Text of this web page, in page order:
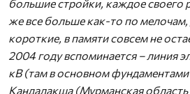
большие стройки, каждое
же все больше как-то по
короткие, в памяти совсем не
2004 году вспоминается – линия
кВ (там в основном
Кандалакша (Мурманская